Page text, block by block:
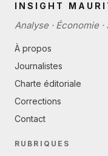
INSIGHT
Analyse · Économie
À propos
Journalistes
Charte éditoriale
Corrections
Contact
RUBRIQUES